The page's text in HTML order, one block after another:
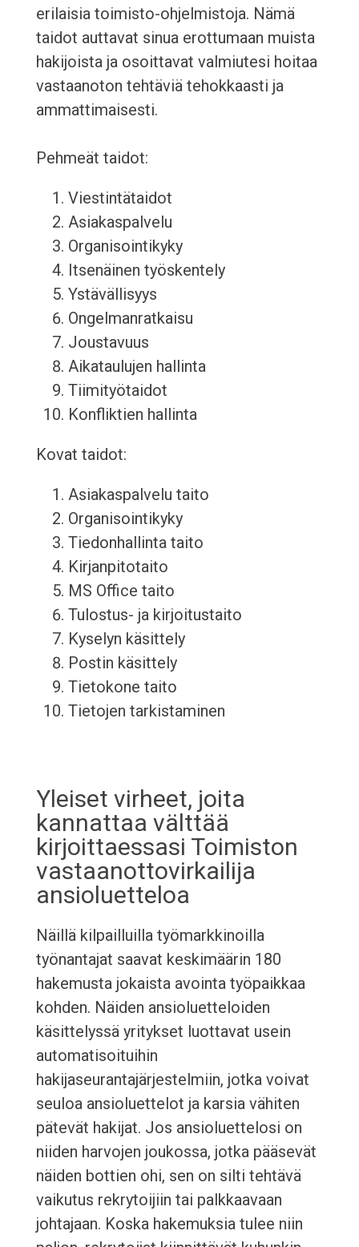
erilaisia toimisto-ohjelmistoja. Nämä
taidot auttavat sinua erottumaan muista
hakijoista ja osoittavat valmiutesi hoitaa
vastaanoton tehtäviä tehokkaasti ja
ammattimaisesti.
Pehmeät taidot:
Viestintätaidot
Asiakaspalvelu
Organisointikyky
Itsenäinen työskentely
Ystävällisyys
Ongelmanratkaisu
Joustavuus
Aikataulujen hallinta
Tiimityötaidot
Konfliktien hallinta
Kovat taidot:
Asiakaspalvelu taito
Organisointikyky
Tiedonhallinta taito
Kirjanpitotaito
MS Office taito
Tulostus- ja kirjoitustaito
Kyselyn käsittely
Postin käsittely
Tietokone taito
Tietojen tarkistaminen
Yleiset virheet, joita
kannattaa välttää
kirjoittaessasi Toimiston
vastaanottovirkailija
ansioluetteloa
Näillä kilpailluilla työmarkkinoilla
työnantajat saavat keskimäärin 180
hakemusta jokaista avointa työpaikkaa
kohden. Näiden ansioluetteloiden
käsittelyssä yritykset luottavat usein
automatisoituihin
hakijaseurantajärjestelmiin, jotka voivat
seuloa ansioluettelot ja karsia vähiten
pätevät hakijat. Jos ansioluettelosi on
niiden harvojen joukossa, jotka pääsevät
näiden bottien ohi, sen on silti tehtävä
vaikutus rekrytoijiin tai palkkaavaan
johtajaan. Koska hakemuksia tulee niin